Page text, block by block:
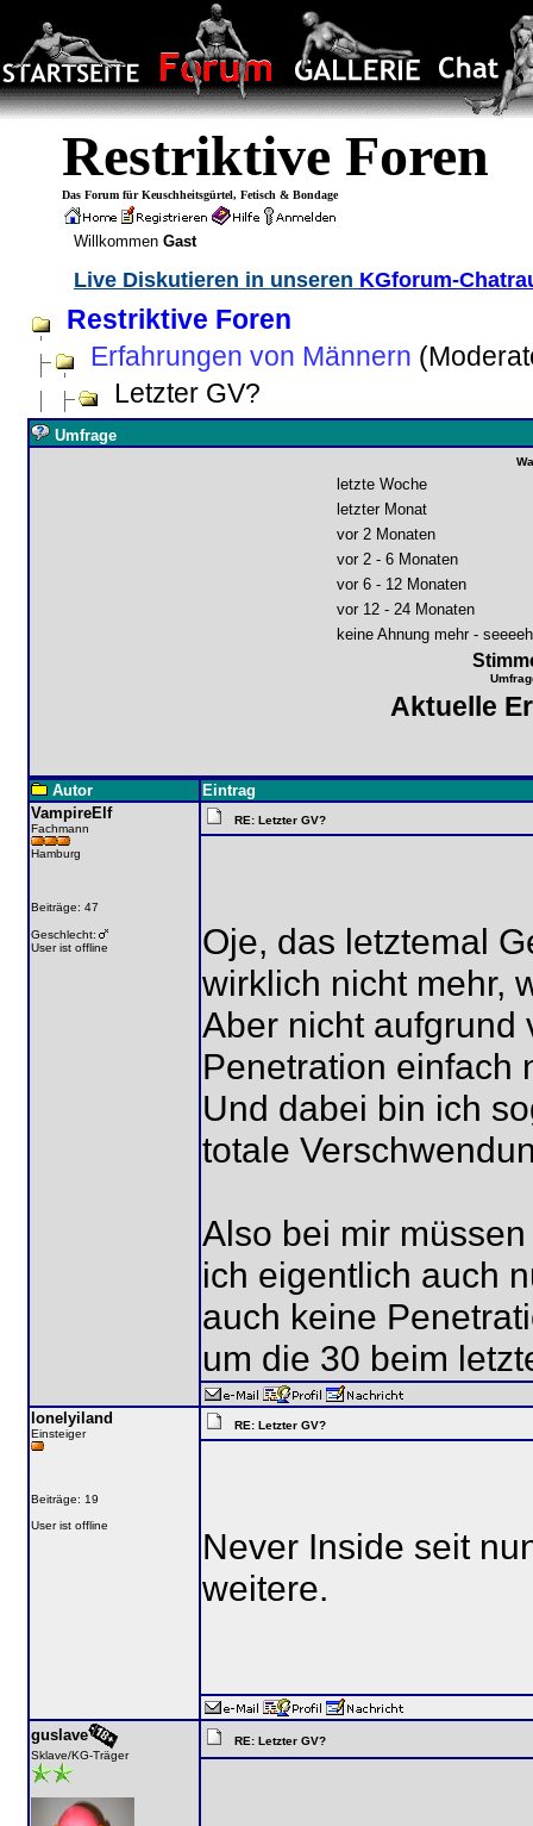
Restriktive Foren
Das Forum für Keuschheitsgürtel, Fetisch & Bondage
Willkommen Gast
Live Diskutieren in unseren KGforum-
Restriktive Foren
Erfahrungen von Männern
Letzter GV?
Umfrage
letzte Woche
letzter Monat
vor 2 Monaten
vor 2 - 6 Monaten
vor 6 - 12 Monaten
vor 12 - 24 Monaten
keine Ahnung mehr -
Aktuelle
Autor
Eintrag
VampireElf
Fachmann
Hamburg
Beiträge: 47
Geschlecht:
User ist offline
RE: Letzter GV?
Oje, das letztemal
wirklich nicht mehr,
Aber nicht aufgrund
Penetration einfach
Und dabei bin ich
totale
Also bei mir
ich eigentlich auch
auch keine
um die 30 beim
lonelyiland
Einsteiger
Beiträge: 19
User ist offline
RE: Letzter GV?
Never Inside seit
weitere.
guslave
Sklave/KG-Träger
RE: Letzter GV?